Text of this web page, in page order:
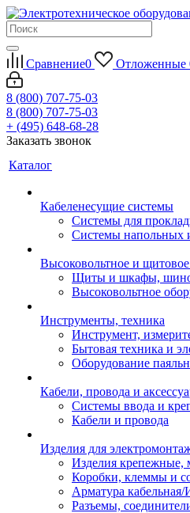
Сравнение0 Отложенные
8 (800) 707-75-03
8 (800) 707-75-03
+ (495) 648-68-28
Заказать звонок
Каталог
Кабеленесущие системы
Системы для
Системы напольных
Высоковольтное и
Щиты и шкафы,
Высоковольтное
Инструменты, техника
Инструмент,
Бытовая техника и
Оборудование
Кабели, провода и
Системы ввода и
Кабели и провода
Изделия для
Изделия крепежные,
Коробки, клеммы и
Арматура
Разъемы,